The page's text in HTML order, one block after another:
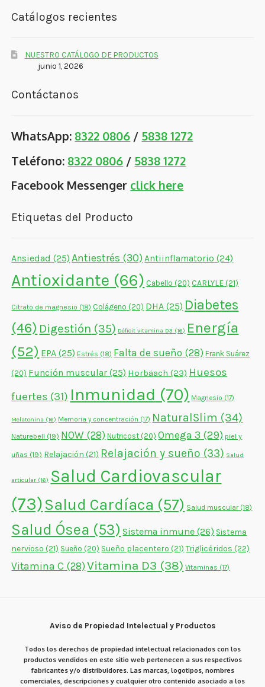
Catálogos recientes
NUESTRO CATÁLOGO DE PRODUCTOS
junio 1, 2026
Contáctanos
WhatsApp: 8322 0806 / 5838 1272
Teléfono: 8322 0806 / 5838 1272
Facebook Messenger click here
Etiquetas del Producto
Ansiedad (25) Antiestrés (30)Antiinflamatorio (24)
Antioxidante (66) Cabello (20) CARLYLE(21)
Citrato de magnesio (18) Colágeno (20) DHA (25) Diabetes
(46) Digestión (35) Déficit vitamina D3 (16) Energía
(52) EPA (25) Estrés (18) Falta de sueño (28) Frank Suárez
(20) Función muscular (25) Horbäach (23) Huesos
fuertes (31) Inmunidad (70) Magnesio (17)
Melatonina (16) Memoria y concentración (17) NaturalSlim (34)
Naturebell (19) NOW (28) Nutricost (20) Omega 3 (29) piel y
uñas (19) Relajación (21) Relajación y sueño (33) Salud
articular (16) Salud Cardiovascular
(73)Salud Cardíaca (57) Salud muscular(18)
Salud Ósea (53) Sistema inmune (26) Sistema
nervioso (21) Sueño (20) Sueño placentero (21) Triglicéridos (22)
Vitamina C (28) Vitamina D3 (38) Vitaminas (17)
Aviso de Propiedad Intelectual y Productos
Todos los derechos de propiedad intelectual relacionados con los
productos vendidos en este sitio web pertenecen a sus respectivos
fabricantes y/o distribuidores. Las marcas, logotipos, nombres
comerciales, descripciones y cualquier otro contenido asociado a los